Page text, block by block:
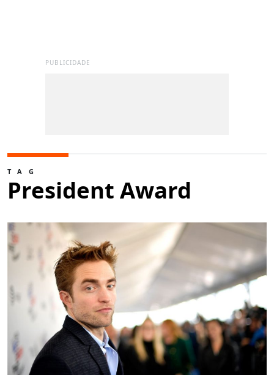
PUBLICIDADE
TAG
President Award